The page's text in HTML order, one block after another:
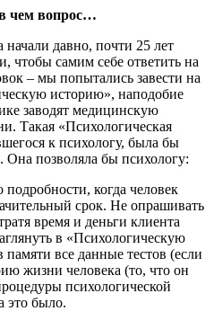
чем вопрос…
давно, почти 25 лет
чтобы самим себе ответить на
– мы попытались завести на
историю», наподобие
заводят медицинскую
Такая «Психологическая
к психологу, была бы
Она позволяла бы психологу:
когда человек
срок. Не опрашивать
время и деньги клиента
в «Психологическую
все данные тестов (если
жизни человека (то, что он
психологической
это было.